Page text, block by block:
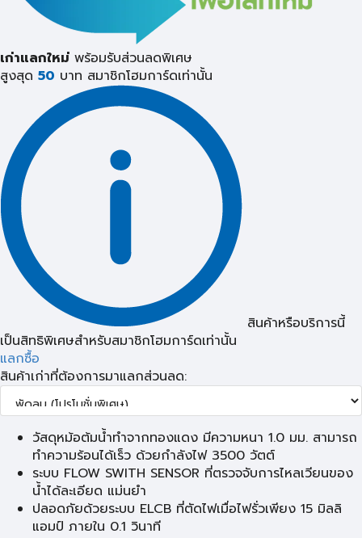
เก่าแลกใหม่ พร้อมรับส่วนลดพิเศษ
สูงสุด 50 บาท สมาชิกโฮมการ์ดเท่านั้น
สินค้าหรือบริการนี้
เป็นสิทธิพิเศษสำหรับสมาชิกโฮมการ์ดเท่านั้น
แลกซื้อ
สินค้าเก่าที่ต้องการมาแลกส่วนลด:
วัสดุหม้อต้มน้ำทำจากทองแดง มีความหนา 1.0 มม. สามารถ
ทำความร้อนได้เร็ว ด้วยกำลังไฟ 3500 วัตต์
ระบบ FLOW SWITH SENSOR ที่ตรวจจับการไหลเวียนของ
น้ำได้ละเอียด แม่นยำ
ปลอดภัยด้วยระบบ ELCB ที่ตัดไฟเมื่อไฟรั่วเพียง 15 มิลลิ
แอมป์ ภายใน 0.1 วินาที